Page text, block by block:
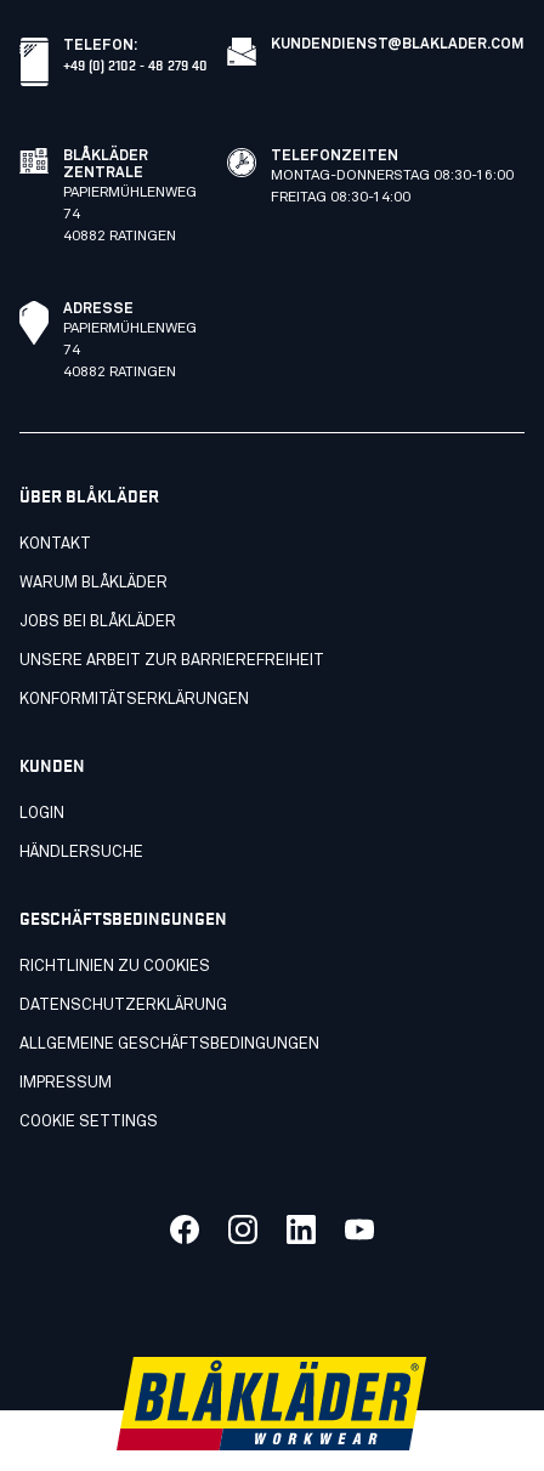
TELEFON :
+49 (0) 2102 - 48 279 40
KUNDENDIENST@BLAKLADER.COM
BLÅKLÄDER
ZENTRALE
PAPIERMÜHLENWEG
74
40882 RATINGEN
TELEFONZEITEN
MONTAG-DONNERSTAG 08:30-16:00
FREITAG 08:30-14:00
ADRESSE
PAPIERMÜHLENWEG
74
40882 RATINGEN
ÜBER BLÅKLÄDER
KONTAKT
WARUM BLÅKLÄDER
JOBS BEI BLÅKLÄDER
UNSERE ARBEIT ZUR BARRIEREFREIHEIT
KONFORMITÄTSERKLÄRUNGEN
KUNDEN
LOGIN
HÄNDLERSUCHE
GESCHÄFTSBEDINGUNGEN
RICHTLINIEN ZU COOKIES
DATENSCHUTZERKLÄRUNG
ALLGEMEINE GESCHÄFTSBEDINGUNGEN
IMPRESSUM
COOKIE SETTINGS